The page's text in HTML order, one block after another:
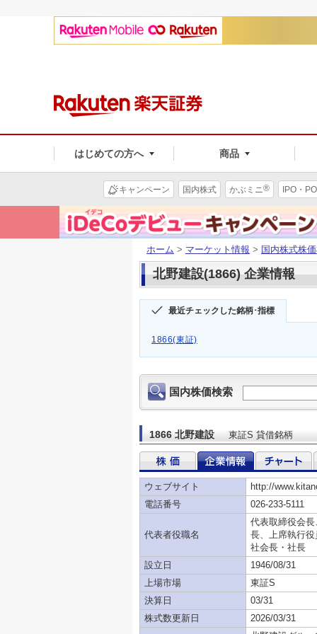
はじめての方へ 商品
キャンペーン 国内株式 かぶミニ® IPO・PO
ホーム > マーケット情報 > 国内株式株
北野建設(1866) 企業情報
最近チェックした銘柄･指標
1866(東証)